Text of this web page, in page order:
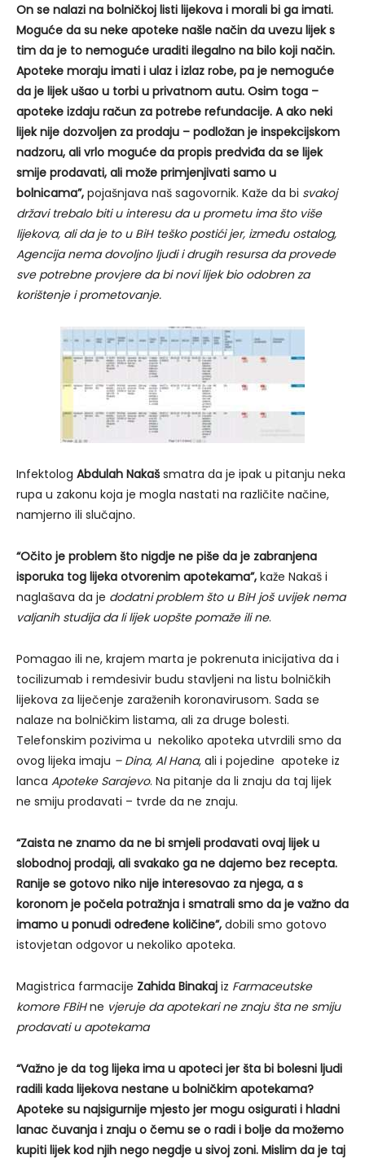
On se nalazi na bolničkoj listi lijekova i morali bi ga imati.
Moguće da su neke apoteke našle način da uvezu lijek s
tim da je to nemoguće uraditi ilegalno na bilo koji način.
Apoteke moraju imati i ulaz i izlaz robe, pa je nemoguće
da je lijek ušao u torbi u privatnom autu. Osim toga –
apoteke izdaju račun za potrebe refundacije. A ako neki
lijek nije dozvoljen za prodaju – podložan je inspekcijskom
nadzoru, ali vrlo moguće da propis predviđa da se lijek
smije prodavati, ali može primjenjivati samo u
bolnicama”, pojašnjava naš sagovornik. Kaže da bi svakoj
državi trebalo biti u interesu da u prometu ima što više
lijekova, ali da je to u BiH teško postići jer, između ostalog,
Agencija nema dovoljno ljudi i drugih resursa da provede
sve potrebne provjere da bi novi lijek bio odobren za
korištenje i prometovanje.
Infektolog Abdulah Nakašsmatra da je ipak u pitanju neka
rupa u zakonu koja je mogla nastati na različite načine,
namjerno ili slučajno.
“Očito je problem što nigdje ne piše da je zabranjena
isporuka tog lijeka otvorenim apotekama”, kaže Nakaš i
naglašava da je dodatni problem što u BiH još uvijek nema
valjanih studija da li lijek uopšte pomaže ili ne.
Pomagao ili ne, krajem marta je pokrenuta inicijativa da i
tocilizumab i remdesivir budu stavljeni na listu bolničkih
lijekova za liječenje zaraženih koronavirusom. Sada se
nalaze na bolničkim listama, ali za druge bolesti.
Telefonskim pozivima u nekoliko apoteka utvrdili smo da
ovog lijeka imaju – Dina, Al Hana, ali i pojedine apoteke iz
lanca Apoteke Sarajevo. Na pitanje da li znaju da taj lijek
ne smiju prodavati – tvrde da ne znaju.
“Zaista ne znamo da ne bi smjeli prodavati ovaj lijek u
slobodnoj prodaji, ali svakako ga ne dajemo bez recepta.
Ranije se gotovo niko nije interesovao za njega, a s
koronom je počela potražnja i smatrali smo da je važno da
imamo u ponudi određene količine”, dobili smo gotovo
istovjetan odgovor u nekoliko apoteka.
Magistrica farmacije Zahida Binakaj iz Farmaceutske
komore FBiHne vjeruje da apotekari ne znaju šta ne smiju
prodavati u apotekama
“Važno je da tog lijeka ima u apoteci jer šta bi bolesni ljudi
radili kada lijekova nestane u bolničkim apotekama?
Apoteke su najsigurnije mjesto jer mogu osigurati i hladni
lanac čuvanja i znaju o čemu se o radi i bolje da možemo
kupiti lijek kod njih nego negdje u sivoj zoni. Mislim da je taj